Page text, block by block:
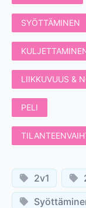
SYÖTTÄMINEN
LIIKKUVUUS &
PELI
2v1